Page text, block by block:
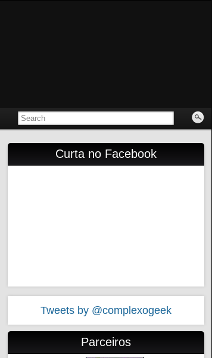
Curta no Facebook
Tweets by @complexogeek
Parceiros